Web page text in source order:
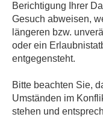
Berichtigung Ihrer
Gesuch abweisen,
längeren bzw.
oder ein
entgegensteht.
Bitte beachten Sie,
Umständen im
stehen und